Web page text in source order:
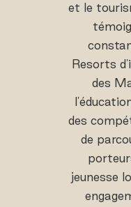
et le
Resorts
des
des
de
jeunesse